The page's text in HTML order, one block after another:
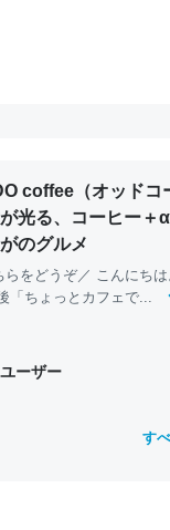
coffee（オッド
光る、コーヒー＋
のグルメ
らをどうぞ／ こんにち
「ちょっとカフェで...
ーザー
す